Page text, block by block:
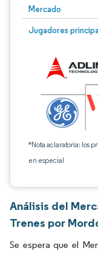
Mercado
Jugadores
*Nota aclaratoria: los
en especial
Análisis del
Trenes por
Se espera que el